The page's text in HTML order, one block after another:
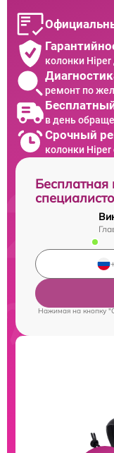
колонки Hiper
ремонт по
в день
Срочный
колонки Hiper
Бесплатная
Нажимая на кнопку